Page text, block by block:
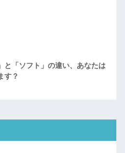
と「ソフト」の違い、あなたは
す？